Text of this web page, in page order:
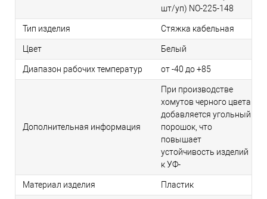
шт/уп) NO-225-148
Тип изделия Стяжка кабельная
Цвет Белый
Диапазон рабочих температур от -40 до +85
Дополнительная информация
При производстве
хомутов черного цвета
добавляется угольный
порошок, что
повышает
устойчивость изделий
к УФ-
Материал изделия Пластик